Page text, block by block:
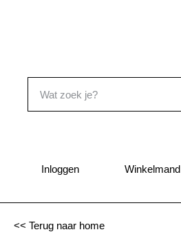
Inloggen Winkelmand
<< Terug naar home